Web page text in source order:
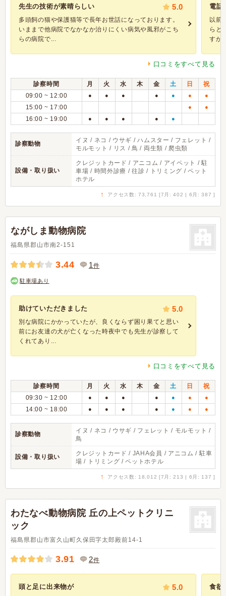
先生の技術が素晴らしい 5.0
多頭飼の猫や保護猫等で長年お世話になっております。
いままで他病院でなかなか治りにくい病気や風邪がこち
らの病院で...
電話
以前
らと
すが
口コミをすべて見る
診察時間 月 火 水 木 金 土 日
祝
09:00 ~ 12:00
● ● ● ● ● ● ●
15:00 ~ 17:00 ● ●
16:00 ~ 19:00 ● ● ● ● ●
診察動物
イヌ / ネコ / ウサギ / ハムスター / フェレット /
モルモット / リス / 鳥 / 両生類 / 爬虫類
設備・取り扱い
クレジットカード / アニコム / アイペット / 駐
車場 / 時間外診療 / 往診 / トリミング / ペット
ホテル
↑ アクセス数: 73,761 [7月: 402 | 6月: 387 ]
ながしま動物病院
福島県郡山市南2-151
3.44 1件
駐車場あり
助けていただきました 5.0
別な病院にかかっていたが、良くならず困り果てと思い
前にお友達の犬が亡くなった時夜中でも先生が診察して
くれてあり...
口コミをすべて見る
診察時間 月 火 水 木 金 土 日
祝
09:30 ~ 12:00
● ● ● ● ● ● ●
14:00 ~ 18:00 ● ● ● ● ● ● ●
診察動物
イヌ / ネコ / ウサギ / フェレット / モルモット /
鳥
設備・取り扱い
クレジットカード / JAHA会員 / アニコム / 駐車
場 / トリミング / ペットホテル
↑ アクセス数: 18,012 [7月: 213 | 6月: 137 ]
わたなべ動物病院 丘の上ペットクリニ
ック
福島県郡山市富久山町久保田字太郎殿前14-1
3.91 2件
頭と足に出来物が 5.0 食欲